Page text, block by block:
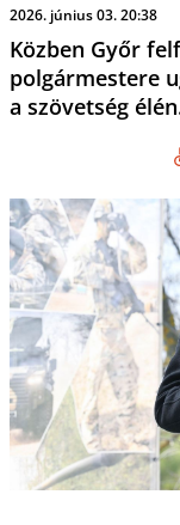
2026. június 03. 20:38
Közben Győr
polgármestere
a szövetség